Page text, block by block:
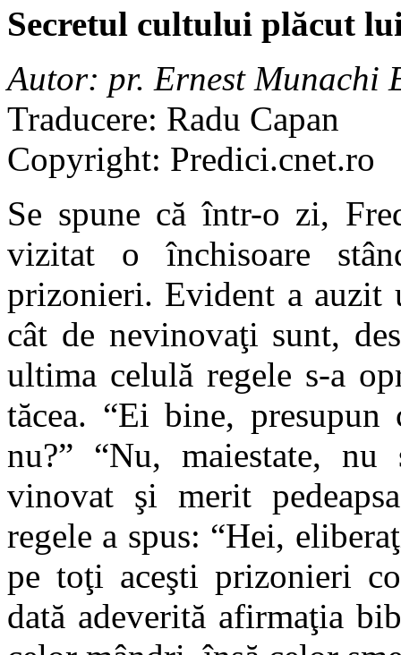
Secretul cultului plăcut
Autor: pr. Ernest Munachi
Traducere: Radu Capan
Copyright: Predici.cnet.ro
Se spune că într-o zi,
vizitat o închisoare
prizonieri. Evident a auzit
cât de nevinovaţi sunt,
ultima celulă regele s-a
tăcea. “Ei bine,
nu?” “Nu, maiestate,
vinovat şi merit
regele a spus: “Hei,
pe toţi aceşti prizonieri
dată adeverită afirmaţia